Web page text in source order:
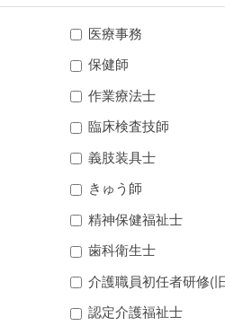
医療事務
保健師
作業療法士
臨床検査技師
義肢装具士
きゅう師
精神保健福祉士
歯科衛生士
介護職員初任者研修(
認定介護福祉士